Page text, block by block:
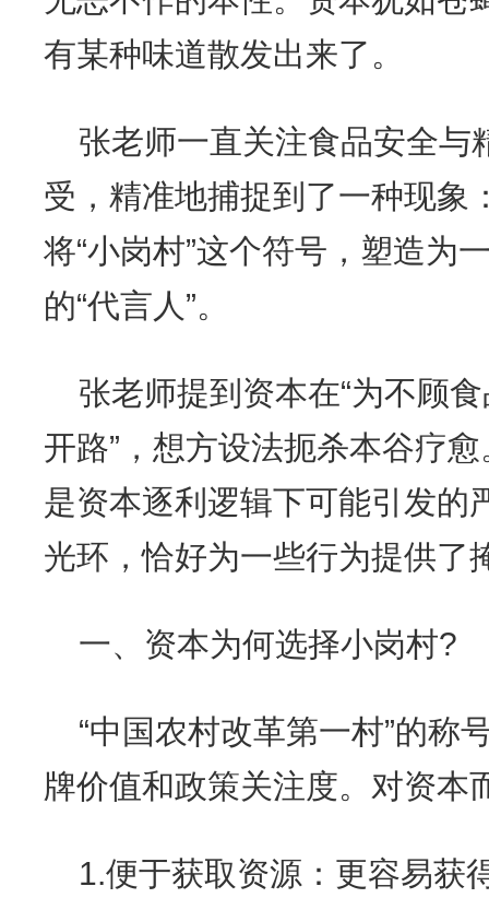
有某种味道散发出来了。
张老师一直关注食品安全与
受，精准地捕捉到了一种现象
将“小岗村”这个符号，塑造为
的“代言人”。
张老师提到资本在“为不顾
开路”，想方设法扼杀本谷疗
是资本逐利逻辑下可能引发的
光环，恰好为一些行为提供了
一、资本为何选择小岗村?
“中国农村改革第一村”的称
牌价值和政策关注度。对资本
1.便于获取资源：更容易获